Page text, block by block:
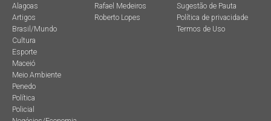
Alagoas
Artigos
Brasil/Mundo
Cultura
Esporte
Maceió
Meio Ambiente
Penedo
Política
Policial
Rafael Medeiros
Roberto Lopes
Sugestão de Pauta
Política de privacidade
Termos de Uso